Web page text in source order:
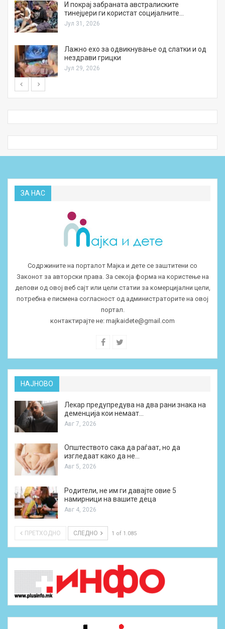
И покрај забраната австралиските
тинејџери ги користат социјалните…
Јул 31, 2026
Лажно ехо за одвикнување од слатки и од
нездрави грицки
Јул 29, 2026
ЗА НАС
Содржините на порталот Мајка и дете се заштитени со
Законот за авторски права. За секоја форма на користење на
делови од овој веб сајт или цели статии за комерцијални цели,
потребна е писмена согласност од администраторите на овој
портал.
контактирајте не: majkaidete@gmail.com
НАЈНОВО
Лекар предупредува на два рани знака на
деменција кои немаат…
Авг 7, 2026
Општеството сака да раѓаат, но да
изгледаат како да не…
Авг 5, 2026
Родители, не им ги давајте овие 5
намирници на вашите деца
Авг 4, 2026
ПРЕТХОДНО СЛЕДНО 1 of 1.085